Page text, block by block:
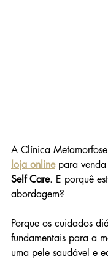
A Clínica
loja online para
Self Care. E porquê
abordagem?
Porque os cuidados
fundamentais para a
uma pele saudável e